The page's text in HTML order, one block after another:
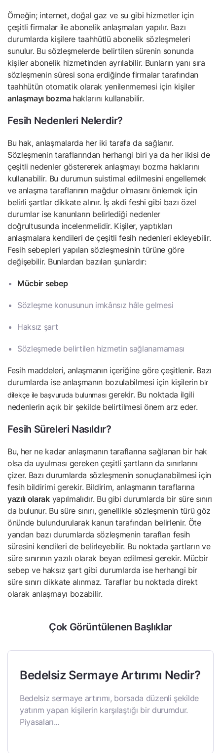
Örneğin; internet, doğal gaz ve su gibi hizmetler için
çeşitli firmalar ile abonelik anlaşmaları yapılır. Bazı
durumlarda kişilere taahhütlü abonelik sözleşmeleri
sunulur. Bu sözleşmelerde belirtilen sürenin sonunda
kişiler abonelik hizmetinden ayrılabilir. Bunların yanı sıra
sözleşmenin süresi sona erdiğinde firmalar tarafından
taahhütün otomatik olarak yenilenmemesi için kişiler
anlaşmayı bozma haklarını kullanabilir.
Fesih Nedenleri Nelerdir?
Bu hak, anlaşmalarda her iki tarafa da sağlanır.
Sözleşmenin taraflarından herhangi biri ya da her ikisi de
çeşitli nedenler göstererek anlaşmayı bozma haklarını
kullanabilir. Bu durumun suistimal edilmesini engellemek
ve anlaşma taraflarının mağdur olmasını önlemek için
belirli şartlar dikkate alınır. İş akdi feshi gibi bazı özel
durumlar ise kanunların belirlediği nedenler
doğrultusunda incelenmelidir. Kişiler, yaptıkları
anlaşmalara kendileri de çeşitli fesih nedenleri ekleyebilir.
Fesih sebepleri yapılan sözleşmesinin türüne göre
değişebilir. Bunlardan bazıları şunlardır:
Mücbir sebep
Sözleşme konusunun imkânsız hâle gelmesi
Haksız şart
Sözleşmede belirtilen hizmetin sağlanamaması
Fesih maddeleri, anlaşmanın içeriğine göre çeşitlenir. Bazı
durumlarda ise anlaşmanın bozulabilmesi için kişilerin bir
dilekçe ile başvuruda bulunmasıgerekir. Bu noktada ilgili
nedenlerin açık bir şekilde belirtilmesi önem arz eder.
Fesih Süreleri Nasıldır?
Bu, her ne kadar anlaşmanın taraflarına sağlanan bir hak
olsa da uyulması gereken çeşitli şartların da sınırlarını
çizer. Bazı durumlarda sözleşmenin sonuçlanabilmesi için
fesih bildirimi gerekir. Bildirim, anlaşmanın taraflarına
yazılı olarakyapılmalıdır. Bu gibi durumlarda bir süre sınırı
da bulunur. Bu süre sınırı, genellikle sözleşmenin türü göz
önünde bulundurularak kanun tarafından belirlenir. Öte
yandan bazı durumlarda sözleşmenin tarafları fesih
süresini kendileri de belirleyebilir. Bu noktada şartların ve
süre sınırının yazılı olarak beyan edilmesi gerekir. Mücbir
sebep ve haksız şart gibi durumlarda ise herhangi bir
süre sınırı dikkate alınmaz. Taraflar bu noktada direkt
olarak anlaşmayı bozabilir.
Çok Görüntülenen Başlıklar
Bedelsiz Sermaye Artırımı Nedir?
Bedelsiz sermaye artırımı, borsada düzenli şekilde
yatırım yapan kişilerin karşılaştığı bir durumdur.
Piyasaları...